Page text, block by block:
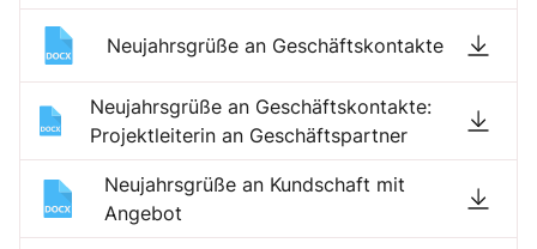
Neujahrsgrüße an Geschäftskontakte
Neujahrsgrüße an Geschäftskontakte:
Projektleiterin an Geschäftspartner
Neujahrsgrüße an Kundschaft mit
Angebot